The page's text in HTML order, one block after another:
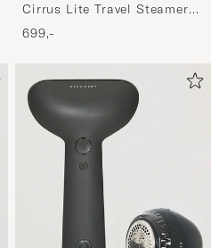
Cirrus Lite Travel Steamer
Sand
699,-